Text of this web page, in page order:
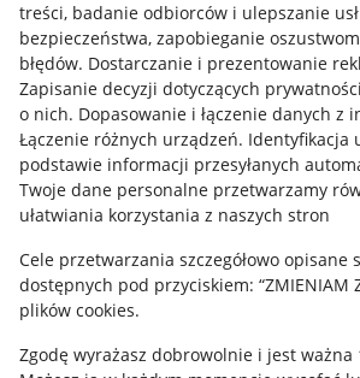
treści, badanie odbiorców i ulepszanie
bezpieczeństwa, zapobieganie
błędów. Dostarczanie i prezentowanie
Zapisanie decyzji dotyczących
o nich. Dopasowanie i łączenie danych z
Łączenie różnych urządzeń. Identyfikacja
podstawie informacji przesyłanych
Twoje dane personalne przetwarzamy
ułatwiania korzystania z naszych stron
Cele przetwarzania szczegółowo opisane
dostępnych pod przyciskiem: “ZMIENIAM
plików cookies.
Zgodę wyrażasz dobrowolnie i jest ważna
Mapa miejscowości
Informacje prawne
Regulamin
Polityka plików "cookies"
Ustawienia plików "cookies"
Udostępnianie lokalizacji
Informacje dla Aktu o Usługach Cyfrowych
Pobierz aplikację